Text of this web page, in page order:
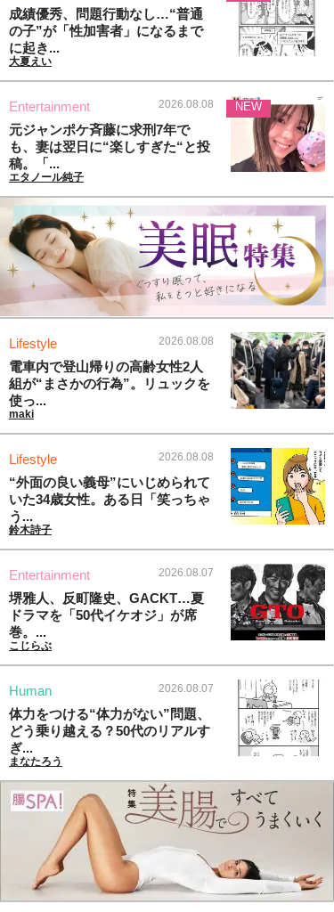
成績優秀、問題行動なし…“普通
の子”が「性加害者」になるまで
に起き...
大夏えい
Entertainment 2026.08.08
元ジャンポケ斉藤に求刑7年で
も、妻は翌日に“楽しすぎた“と投
稿。「...
エタノール純子
NEW
Lifestyle 2026.08.08
電車内で登山帰りの高齢女性2人
組が“まさかの行為”。リュックを
使っ...
maki
Lifestyle 2026.08.08
“外面の良い義母”にいじめられて
いた34歳女性。ある日「笑っちゃ
う...
鈴木詩子
Entertainment 2026.08.07
堺雅人、反町隆史、GACKT…夏
ドラマを「50代イケオジ」が席
巻。...
こじらぶ
Human 2026.08.07
体力をつける“体力がない”問題、
どう乗り越える？50代のリアルす
ぎ...
まなたろう